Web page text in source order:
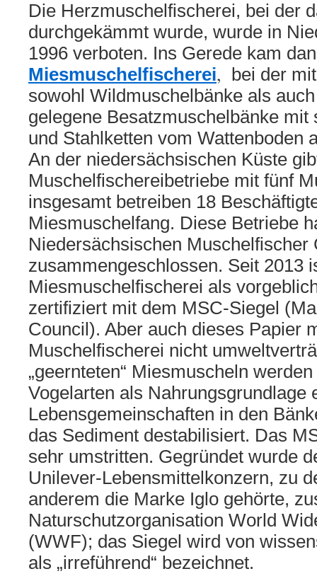
Die Herzmuschelfischerei, bei der
durchgekämmt wurde, wurde in
1996 verboten. Ins Gerede kam
Miesmuschelfischerei,
bei der
sowohl Wildmuschelbänke als
gelegene Besatzmuschelbänke mit
und Stahlketten vom Wattenboden
An der niedersächsischen Küste
Muschelfischereibetriebe mit fünf
insgesamt betreiben 18
Miesmuschelfang. Diese Betriebe
Niedersächsischen Muschelfischer
zusammengeschlossen. Seit 2013
Miesmuschelfischerei als
zertifiziert mit dem MSC-Siegel
Council). Aber auch dieses Papier
Muschelfischerei nicht
„geernteten“ Miesmuscheln
Vogelarten als Nahrungsgrundlage
Lebensgemeinschaften in den
das Sediment destabilisiert. Das
sehr umstritten. Gegründet wurde
Unilever-Lebensmittelkonzern, zu
anderem die Marke Iglo gehörte,
Naturschutzorganisation World
(WWF); das Siegel wird von
als „irreführend“ bezeichnet.